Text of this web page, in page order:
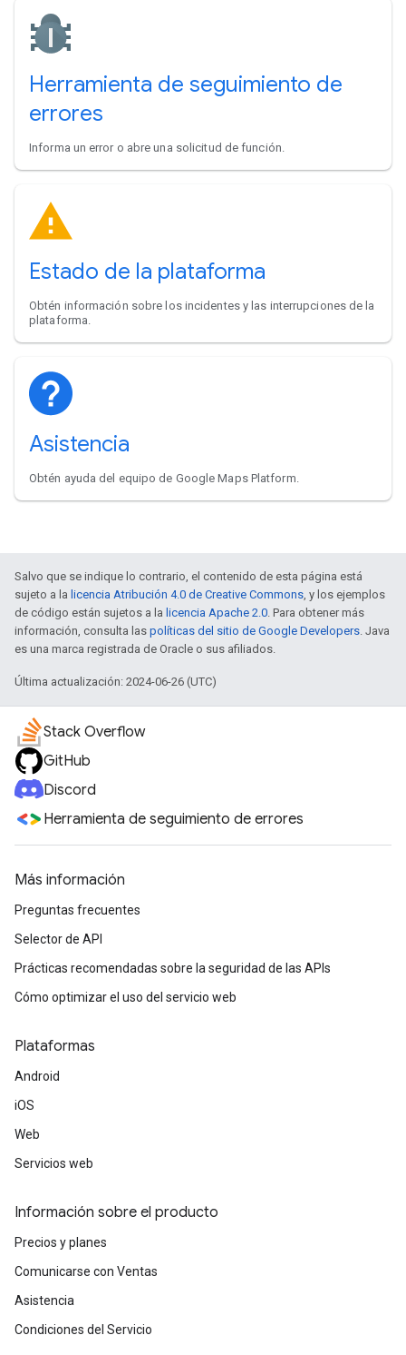
Herramienta de seguimiento de
errores
Informa un error o abre una solicitud de función.
Estado de la plataforma
Obtén información sobre los incidentes y las interrupciones de la
plataforma.
Asistencia
Obtén ayuda del equipo de Google Maps Platform.
Salvo que se indique lo contrario, el contenido de esta página está
sujeto a la licencia Atribución 4.0 de Creative Commons, y los ejemplos
de código están sujetos a la licencia Apache 2.0. Para obtener más
información, consulta las políticas del sitio de Google Developers. Java
es una marca registrada de Oracle o sus afiliados.
Última actualización: 2024-06-26 (UTC)
Stack Overflow
GitHub
Discord
Herramienta de seguimiento de errores
Más información
Preguntas frecuentes
Selector de API
Prácticas recomendadas sobre la seguridad de las APIs
Cómo optimizar el uso del servicio web
Plataformas
Android
iOS
Web
Servicios web
Información sobre el producto
Precios y planes
Comunicarse con Ventas
Asistencia
Condiciones del Servicio